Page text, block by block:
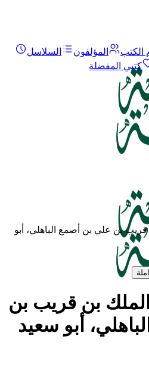
الكتب المؤلفون
السلاسل
كتبي المفضلة
بن علي بن أصمع الباهلي، أبو
بن قريب بن
أبو سعيد